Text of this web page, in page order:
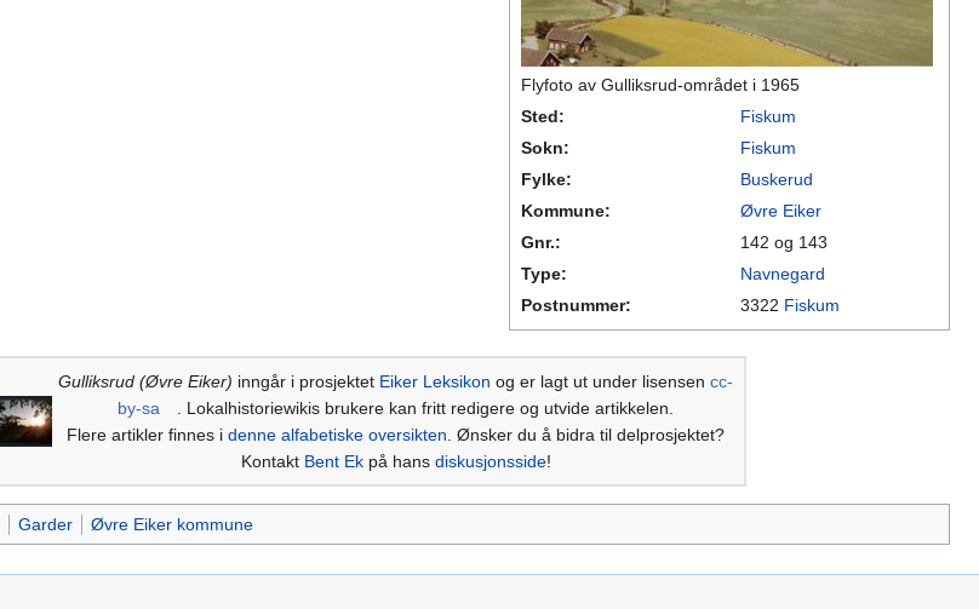
Flyfoto av Gulliksrud-området i 1965
Sted:
Fiskum
Sokn:
Fiskum
Fylke:
Buskerud
Kommune:
Øvre Eiker
Gnr.:
142 og 143
Type:
Navnegard
Postnummer:
3322 Fiskum
Gulliksrud (Øvre Eiker) inngår i prosjektet Eiker Leksikon og er lagt ut under lisensen cc-
by-sa
. Lokalhistoriewikis brukere kan fritt redigere og utvide artikkelen.
Flere artikler finnes i denne alfabetiske oversikten. Ønsker du å bidra til delprosjektet?
Kontakt Bent Ekpå hans diskusjonsside!
Garder Øvre Eiker kommune